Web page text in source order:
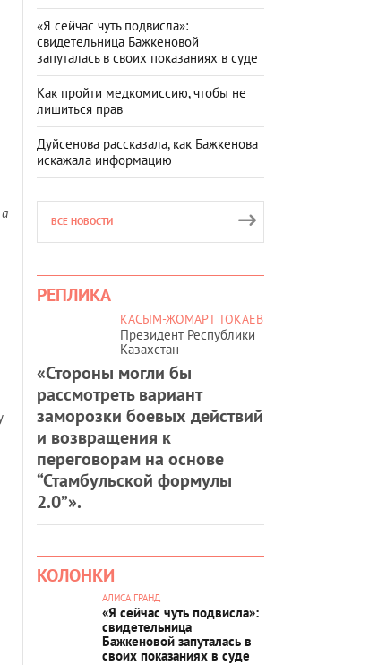
«Я сейчас чуть подвисла»:
свидетельница Бажкеновой
запуталась в своих показаниях в суде
Как пройти медкомиссию, чтобы не
лишиться прав
Дуйсенова рассказала, как Бажкенова
искажала информацию
ВСЕ НОВОСТИ
РЕПЛИКА
КАСЫМ-ЖОМАРТ ТОКАЕВ
Президент Республики
Казахстан
«Стороны могли бы
рассмотреть вариант
заморозки боевых действий
и возвращения к
переговорам на основе
“Стамбульской формулы
2.0”».
КОЛОНКИ
АЛИСА ГРАНД
«Я сейчас чуть подвисла»:
свидетельница
Бажкеновой запуталась в
своих показаниях в суде